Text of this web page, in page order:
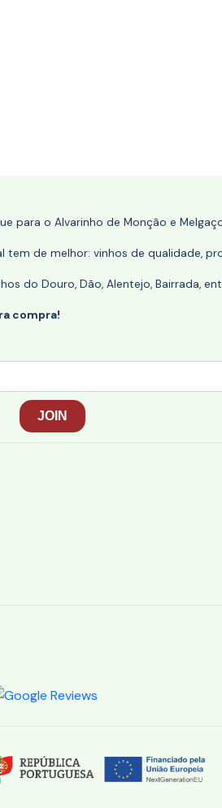
para o Alvarinho de Monção e
de melhor: vinhos de qualidade,
do Douro, Dão, Alentejo, Bairrada,
compra!